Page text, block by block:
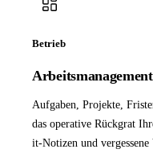
Betrieb
Aufgaben, Projekte,
das operative Rückgrat
it-Notizen und vergessene